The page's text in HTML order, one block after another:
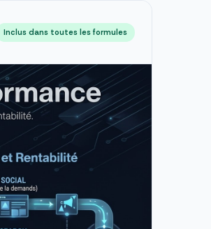
Inclus dans toutes les formules